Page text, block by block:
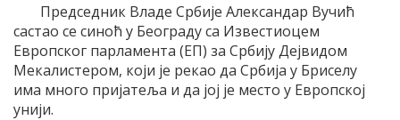
Председник Владе Србије Александар Вучић
састао се синоћ у Београду са Известиоцем
Европског парламента (ЕП) за Србију Дејвидом
Мекалистером, који је рекао да Србија у Бриселу
има много пријатеља и да јој је место у Европској
унији.